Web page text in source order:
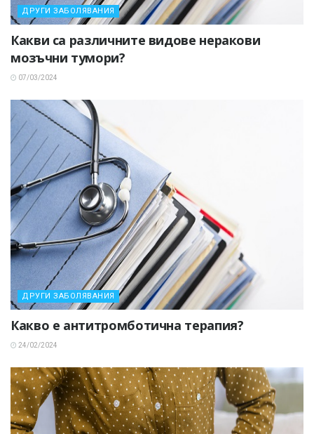
ДРУГИ ЗАБОЛЯВАНИЯ
Какви са различните видове неракови
мозъчни тумори?
07/03/2024
ДРУГИ ЗАБОЛЯВАНИЯ
Какво е антитромботична терапия?
24/02/2024